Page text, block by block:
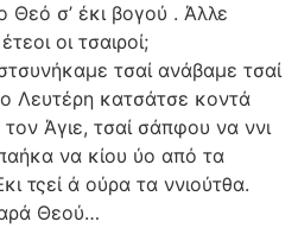
Θεό σ’ έκι βογού . Άλλε
οι τσαιροί;
τσαί ανάβαμε τσαί
Λευτέρη κατσάτσε κοντά
Άγιε, τσαί σάπφου να ννι
να κίου ύο από τα
τςεί ά ούρα τα ννιούτθα.
Θεού…